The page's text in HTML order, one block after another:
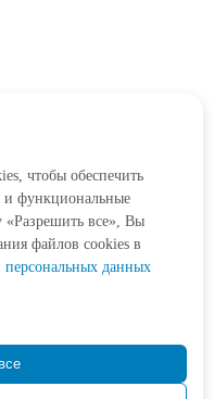
чтобы обеспечить
и функциональные
все», Вы
файлов cookies в
данных